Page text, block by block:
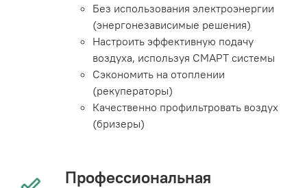
Без использования электроэнергии
(энергонезависимые решения)
Настроить эффективную подачу
воздуха, используя СМАРТ системы
Сэкономить на отоплении
(рекуператоры)
Качественно профильтровать воздух
(бризеры)
Профессиональная